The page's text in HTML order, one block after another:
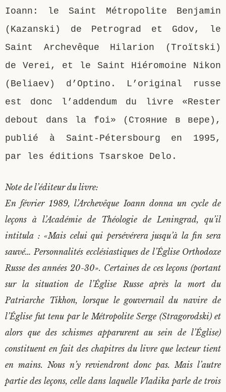
Ioann: le Saint Métropolite Benjamin
(Kazanski) de Petrograd et Gdov, le
Saint Archevêque Hilarion (Troïtski)
de Verei, et le Saint Hiéromoine Nikon
(Beliaev) d’Optino. L’original russe
est donc l’addendum du livre «Rester
debout dans la foi» (Стояние в вере),
publié à Saint-Pétersbourg en 1995,
par les éditions Tsarskoe Delo.
Note de l’éditeur du livre:
En février 1989, l’Archevêque Ioann donna un cycle de
leçons à l’Académie de Théologie de Leningrad, qu’il
intitula : «Mais celui qui persévérera jusqu’à la fin sera
sauvé… Personnalités ecclésiastiques de l’Église Orthodoxe
Russe des années 20-30». Certaines de ces leçons (portant
sur la situation de l’Église Russe après la mort du
Patriarche Tikhon, lorsque le gouvernail du navire de
l’Église fut tenu par le Métropolite Serge (Stragorodski) et
alors que des schismes apparurent au sein de l’Église)
constituent en fait des chapitres du livre que lecteur tient
en mains. Nous n’y reviendront donc pas. Mais l’autre
partie des leçons, celle dans laquelle Vladika parle de trois